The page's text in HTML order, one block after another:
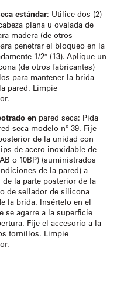
estándar: Utilice dos (2)
plana u ovalada de
madera (de otros
penetrar el bloqueo en la
1/2″ (13). Aplique un
(de otros fabricantes)
para mantener la brida
pared. Limpie
en pared seca: Pida
seca modelo nº 39. Fije
de la unidad con
de acero inoxidable de
o 10BP) (suministrados
de la pared) a
la parte posterior de la
de sellador de silicona
la brida. Insértelo en el
se agarre a la superficie
Fije el accesorio a la
tornillos. Limpie